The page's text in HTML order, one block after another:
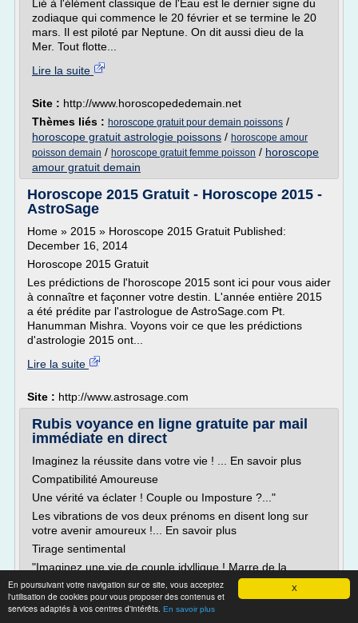
X
En poursuivant votre navigation sur ce site, vous acceptez
l'utilisation de cookies pour vous proposer des contenus et
services adaptés à vos centres d'intérêts. En savoir plus
Lié à l'élément classique de l'Eau est le dernier signe du
zodiaque qui commence le 20 février et se termine le 20
mars. Il est piloté par Neptune. On dit aussi dieu de la
Mer. Tout flotte...
Lire la suite
Site : http://www.horoscopededemain.net
Thèmes liés : horoscope gratuit pour demain poissons /
horoscope gratuit astrologie poissons / horoscope amour
poisson demain / horoscope gratuit femme poisson / horoscope
amour gratuit demain
Horoscope 2015 Gratuit - Horoscope 2015 -
AstroSage
Home » 2015 » Horoscope 2015 Gratuit Published:
December 16, 2014
Horoscope 2015 Gratuit
Les prédictions de l'horoscope 2015 sont ici pour vous aider
à connaître et façonner votre destin. L'année entière 2015
a été prédite par l'astrologue de AstroSage.com Pt.
Hanumman Mishra. Voyons voir ce que les prédictions
d'astrologie 2015 ont...
Lire la suite
Site : http://www.astrosage.com
Rubis voyance en ligne gratuite par mail
immédiate en direct
Imaginez la réussite dans votre vie ! ... En savoir plus
Compatibilité Amoureuse
Une vérité va éclater ! Couple ou Imposture ?..."
Les vibrations de vos deux prénoms en disent long sur
votre avenir amoureux !... En savoir plus
Tirage sentimental
"Imaginez une vie de couple idyllique ! Marre de la
solitude ? Votre quotidien sentimental est morose ? Votre
couple passe par une phase...